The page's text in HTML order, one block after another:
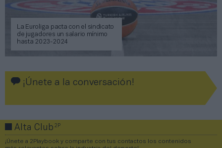
La Euroliga pacta con el sindicato
de jugadores un salario mínimo
hasta 2023-2024
¡Únete a la conversación!
Alta Club2P
¡Únete a 2Playbook y comparte con tus contactos los contenidos